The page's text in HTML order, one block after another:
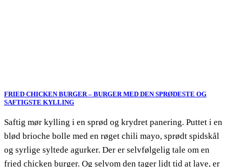
FRIED CHICKEN BURGER – BURGER MED DEN SPRØDESTE OG
SAFTIGSTE KYLLING
Saftig mør kylling i en sprød og krydret panering. Puttet i en
blød brioche bolle med en røget chili mayo, sprødt spidskål
og syrlige syltede agurker. Der er selvfølgelig tale om en
fried chicken burger. Og selvom den tager lidt tid at lave, er